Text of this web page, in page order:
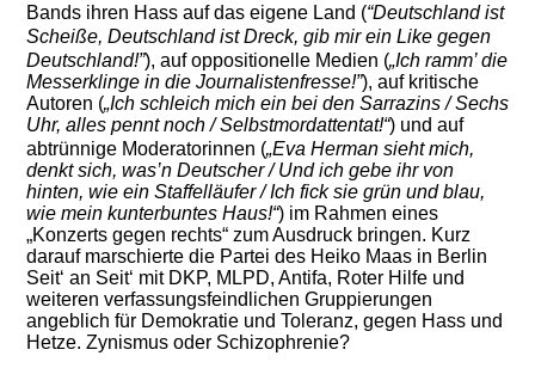
Bands ihren Hass auf das eigene Land (“Deutschland ist
Scheiße, Deutschland ist Dreck, gib mir ein Like gegen
Deutschland!”), auf oppositionelle Medien („Ich ramm’ die
Messerklinge in die Journalistenfresse!”), auf kritische
Autoren („Ich schleich mich ein bei den Sarrazins / Sechs
Uhr, alles pennt noch / Selbstmordattentat!“) und auf
abtrünnige Moderatorinnen („Eva Herman sieht mich,
denkt sich, was’n Deutscher / Und ich gebe ihr von
hinten, wie ein Staffelläufer / Ich fick sie grün und blau,
wie mein kunterbuntes Haus!“) im Rahmen eines
„Konzerts gegen rechts“ zum Ausdruck bringen. Kurz
darauf marschierte die Partei des Heiko Maas in Berlin
Seit‘ an Seit‘ mit DKP, MLPD, Antifa, Roter Hilfe und
weiteren verfassungsfeindlichen Gruppierungen
angeblich für Demokratie und Toleranz, gegen Hass und
Hetze. Zynismus oder Schizophrenie?